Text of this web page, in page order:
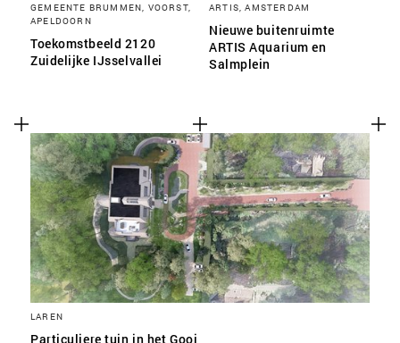
GEMEENTE BRUMMEN, VOORST,
APELDOORN
Toekomstbeeld 2120
Zuidelijke IJsselvallei
ARTIS, AMSTERDAM
Nieuwe buitenruimte
ARTIS Aquarium en
Salmplein
LAREN
Particuliere tuin in het Gooi